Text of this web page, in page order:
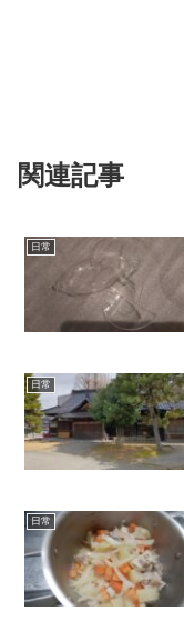
関連記事
日常
日常
日常